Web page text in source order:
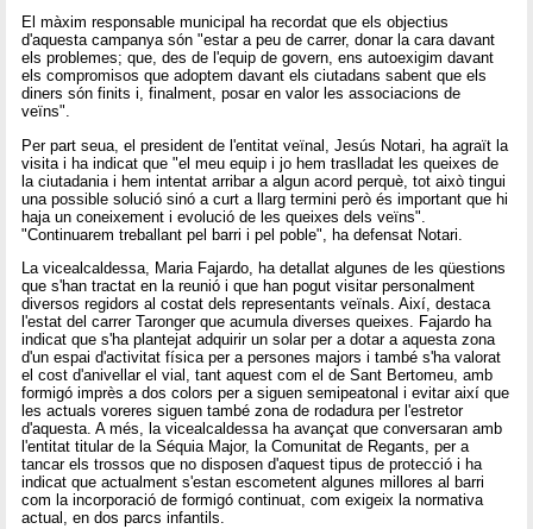
El màxim responsable municipal ha recordat que els objectius
d'aquesta campanya són "estar a peu de carrer, donar la cara davant
els problemes; que, des de l'equip de govern, ens autoexigim davant
els compromisos que adoptem davant els ciutadans sabent que els
diners són finits i, finalment, posar en valor les associacions de
veïns".
Per part seua, el president de l'entitat veïnal, Jesús Notari, ha agraït la
visita i ha indicat que "el meu equip i jo hem traslladat les queixes de
la ciutadania i hem intentat arribar a algun acord perquè, tot això tingui
una possible solució sinó a curt a llarg termini però és important que hi
haja un coneixement i evolució de les queixes dels veïns".
"Continuarem treballant pel barri i pel poble", ha defensat Notari.
La vicealcaldessa, Maria Fajardo, ha detallat algunes de les qüestions
que s'han tractat en la reunió i que han pogut visitar personalment
diversos regidors al costat dels representants veïnals. Així, destaca
l'estat del carrer Taronger que acumula diverses queixes. Fajardo ha
indicat que s'ha plantejat adquirir un solar per a dotar a aquesta zona
d'un espai d'activitat física per a persones majors i també s'ha valorat
el cost d'anivellar el vial, tant aquest com el de Sant Bertomeu, amb
formigó imprès a dos colors per a siguen semipeatonal i evitar així que
les actuals voreres siguen també zona de rodadura per l'estretor
d'aquesta. A més, la vicealcaldessa ha avançat que conversaran amb
l'entitat titular de la Séquia Major, la Comunitat de Regants, per a
tancar els trossos que no disposen d'aquest tipus de protecció i ha
indicat que actualment s'estan escometent algunes millores al barri
com la incorporació de formigó continuat, com exigeix la normativa
actual, en dos parcs infantils.